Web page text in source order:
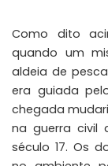
Como dito
quando um
aldeia de
era guiada
chegada
na guerra civil
século 17. Os